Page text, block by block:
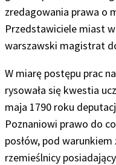
zredagowania prawa o
Przedstawiciele miast
warszawski magistrat
W miarę postępu prac
rysowała się kwestia
maja 1790 roku
Poznaniowi prawo do
posłów, pod
rzemieślnicy